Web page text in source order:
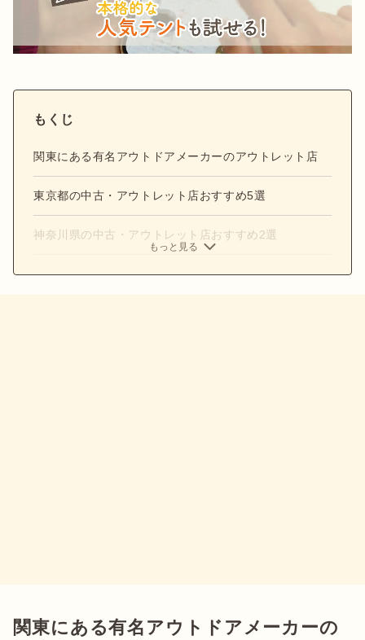
もくじ
関東にある有名アウトドアメーカーのアウトレット店
東京都の中古・アウトレット店おすすめ5選
神奈川県の中古・アウトレット店おすすめ2選
もっと見る
関東にある有名アウトドアメーカーの